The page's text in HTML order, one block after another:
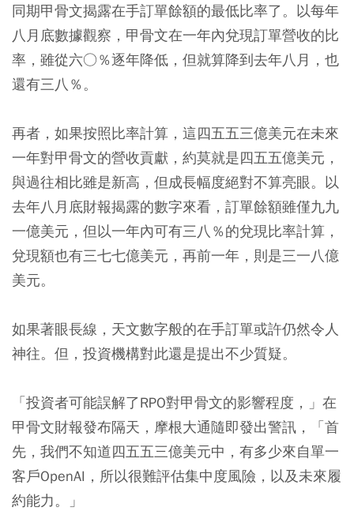
同期甲骨文揭露在手訂單餘額的最低比率了。以每年
八月底數據觀察，甲骨文在一年內兌現訂單營收的比
率，雖從六○％逐年降低，但就算降到去年八月，也
還有三八％。
再者，如果按照比率計算，這四五五三億美元在未來
一年對甲骨文的營收貢獻，約莫就是四五五億美元，
與過往相比雖是新高，但成長幅度絕對不算亮眼。以
去年八月底財報揭露的數字來看，訂單餘額雖僅九九
一億美元，但以一年內可有三八％的兌現比率計算，
兌現額也有三七七億美元，再前一年，則是三一八億
美元。
如果著眼長線，天文數字般的在手訂單或許仍然令人
神往。但，投資機構對此還是提出不少質疑。
「投資者可能誤解了RPO對甲骨文的影響程度，」在
甲骨文財報發布隔天，摩根大通隨即發出警訊，「首
先，我們不知道四五五三億美元中，有多少來自單一
客戶OpenAI，所以很難評估集中度風險，以及未來履
約能力。」